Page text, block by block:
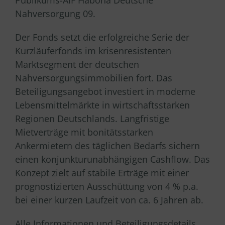
Nahversorgung 09.
Der Fonds setzt die erfolgreiche Serie der
Kurzläuferfonds im krisenresistenten
Marktsegment der deutschen
Nahversorgungsimmobilien fort. Das
Beteiligungsangebot investiert in moderne
Lebensmittelmärkte in wirtschaftsstarken
Regionen Deutschlands. Langfristige
Mietverträge mit bonitätsstarken
Ankermietern des täglichen Bedarfs sichern
einen konjunkturunabhängigen Cashflow. Das
Konzept zielt auf stabile Erträge mit einer
prognostizierten Ausschüttung von 4 % p.a.
bei einer kurzen Laufzeit von ca. 6 Jahren ab.